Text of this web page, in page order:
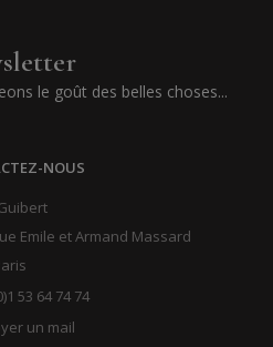
le goût des belles choses...
NOUS
Emile et Armand Massard
53 64 74 74
un mail